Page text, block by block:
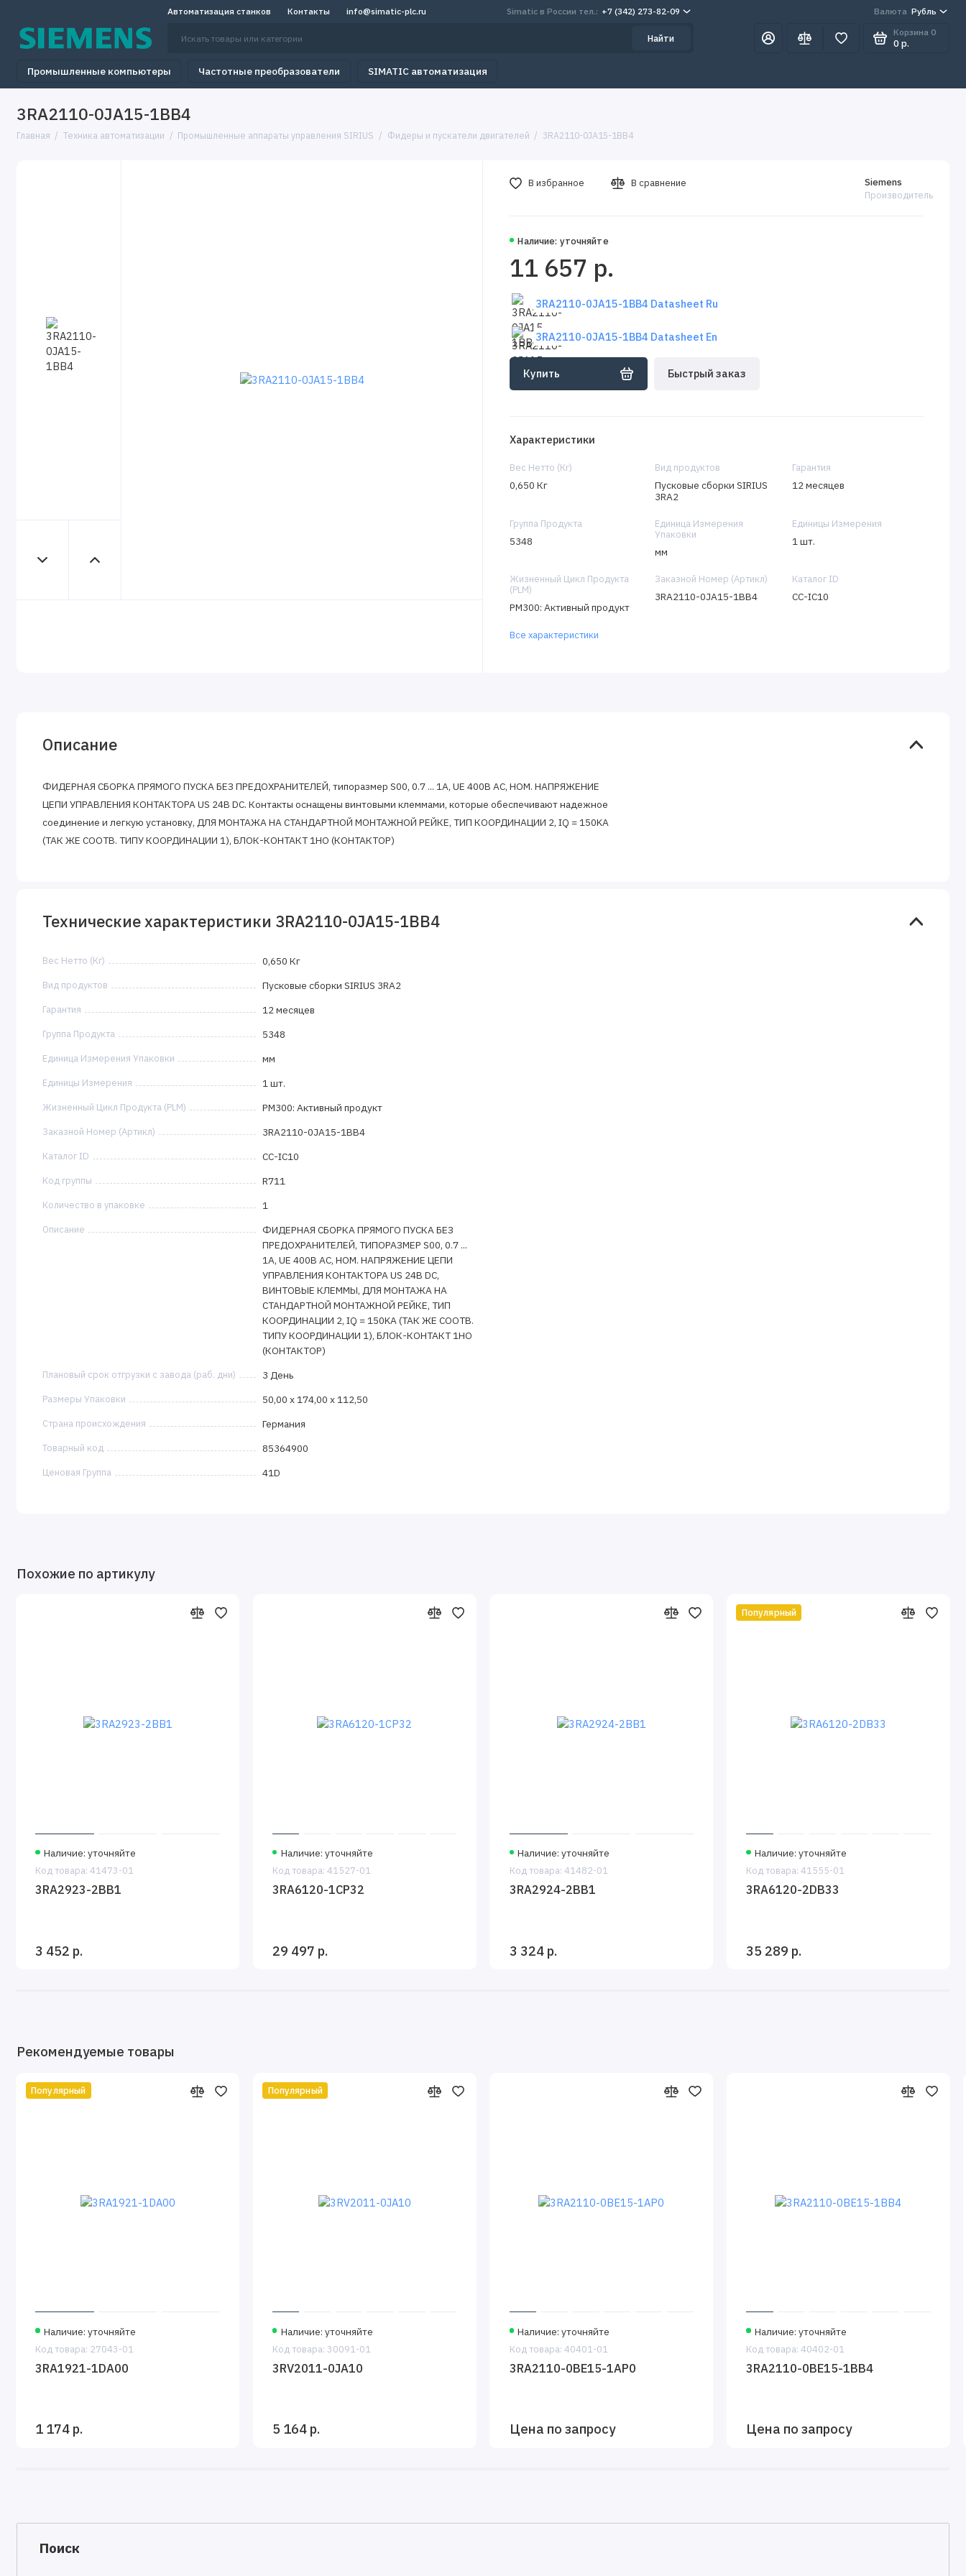
Автоматизация станков Контакты info@simatic-plc.ru Simatic в России тел.: +7 (342) 273-82-09 Валюта Рубль
Найти
Корзина 0
0 р.
Промышленные компьютеры Частотные преобразователи SIMATIC автоматизация
3RA2110-0JA15-1BB4
Главная Техника автоматизации Промышленные аппараты управления SIRIUS Фидеры и пускатели двигателей 3RA2110-0JA15-1BB4
Наличие: уточняйте
Siemens
Производитель
11 657 р.
3RA2110-0JA15-1BB4 Datasheet Ru
3RA2110-0JA15-1BB4 Datasheet En
Купить Быстрый заказ
В избранное В сравнение
Характеристики
Вес Нетто (Кг)
0,650 Кг
Вид продуктов
Пусковые сборки SIRIUS
3RA2
Гарантия
12 месяцев
Группа Продукта
5348
Единица Измерения
Упаковки
мм
Единицы Измерения
1 шт.
Жизненный Цикл Продукта
(PLM)
PM300: Активный продукт
Заказной Номер (Артикл)
3RA2110-0JA15-1BB4
Каталог ID
CC-IC10
Все характеристики
Описание
ФИДЕРНАЯ СБОРКА ПРЯМОГО ПУСКА БЕЗ ПРЕДОХРАНИТЕЛЕЙ, типоразмер S00, 0.7 ... 1A, UE 400В АС, НОМ. НАПРЯЖЕНИЕ
ЦЕПИ УПРАВЛЕНИЯ КОНТАКТОРА US 24В DC. Контакты оснащены винтовыми клеммами, которые обеспечивают надежное
соединение и легкую установку, ДЛЯ МОНТАЖА НА СТАНДАРТНОЙ МОНТАЖНОЙ РЕЙКЕ, ТИП КООРДИНАЦИИ 2, IQ = 150KA
(ТАК ЖЕ СООТВ. ТИПУ КООРДИНАЦИИ 1), БЛОК-КОНТАКТ 1НО (КОНТАКТОР)
Технические характеристики 3RA2110-0JA15-1BB4
Вес Нетто (Кг) 0,650 Кг
Вид продуктов Пусковые сборки SIRIUS 3RA2
Гарантия 12 месяцев
Группа Продукта 5348
Единица Измерения Упаковки мм
Единицы Измерения 1 шт.
Жизненный Цикл Продукта (PLM) PM300: Активный продукт
Заказной Номер (Артикл) 3RA2110-0JA15-1BB4
Каталог ID CC-IC10
Код группы R711
Количество в упаковке 1
Описание
ФИДЕРНАЯ СБОРКА ПРЯМОГО ПУСКА БЕЗ
ПРЕДОХРАНИТЕЛЕЙ, ТИПОРАЗМЕР S00, 0.7 ...
1A, UE 400В АС, НОМ. НАПРЯЖЕНИЕ ЦЕПИ
УПРАВЛЕНИЯ КОНТАКТОРА US 24В DC,
ВИНТОВЫЕ КЛЕММЫ, ДЛЯ МОНТАЖА НА
СТАНДАРТНОЙ МОНТАЖНОЙ РЕЙКЕ, ТИП
КООРДИНАЦИИ 2, IQ = 150KA (ТАК ЖЕ СООТВ.
ТИПУ КООРДИНАЦИИ 1), БЛОК-КОНТАКТ 1НО
(КОНТАКТОР)
Плановый срок отгрузки с завода (раб. дни) 3 День
Размеры Упаковки 50,00 x 174,00 x 112,50
Страна происхождения Германия
Товарный код 85364900
Ценовая Группа 41D
Похожие по артикулу
Наличие: уточняйте
Код товара: 41473-01
3RA2923-2BB1
3 452 р.
Наличие: уточняйте
Код товара: 41527-01
3RA6120-1CP32
29 497 р.
Наличие: уточняйте
Код товара: 41482-01
3RA2924-2BB1
3 324 р.
Популярный
Наличие: уточняйте
Код товара: 41555-01
3RA6120-2DB33
35 289 р.
Рекомендуемые товары
Популярный
Наличие: уточняйте
Код товара: 27043-01
3RA1921-1DA00
1 174 р.
Популярный
Наличие: уточняйте
Код товара: 30091-01
3RV2011-0JA10
5 164 р.
Наличие: уточняйте
Код товара: 40401-01
3RA2110-0BE15-1AP0
Цена по запросу
Наличие: уточняйте
Код товара: 40402-01
3RA2110-0BE15-1BB4
Цена по запросу
Поиск